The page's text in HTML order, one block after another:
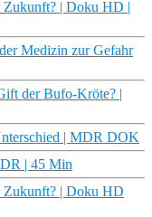
Zukunft? | Doku HD |
Medizin zur Gefahr
der Bufo-Kröte? |
| MDR DOK
| 45 Min
Zukunft? | Doku HD